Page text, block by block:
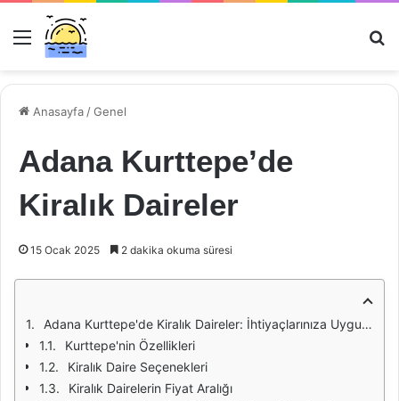
Menü
Anasayfa /Genel
Adana Kurttepe’de
Kiralık Daireler
15 Ocak 2025 2 dakika okuma süresi
Adana Kurttepe'de Kiralık Daireler: İhtiyaçlarınıza Uygun Seçenekler
Kurttepe'nin Özellikleri
Kiralık Daire Seçenekleri
Kiralık Dairelerin Fiyat Aralığı